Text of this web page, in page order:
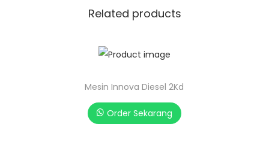
Related products
Mesin Innova Diesel 2Kd
Order Sekarang